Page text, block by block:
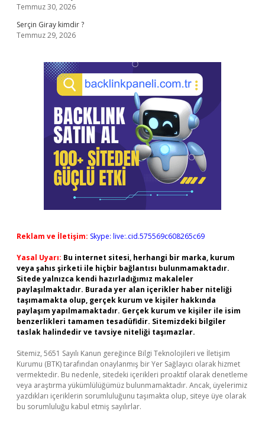
Temmuz 30, 2026
Serçin Giray kimdir ?
Temmuz 29, 2026
Reklam ve İletişim: Skype: live:.cid.575569c608265c69
Yasal Uyarı: Bu internet sitesi, herhangi bir marka, kurum
veya şahıs şirketi ile hiçbir bağlantısı bulunmamaktadır.
Sitede yalnızca kendi hazırladığımız makaleler
paylaşılmaktadır. Burada yer alan içerikler haber niteliği
taşımamakta olup, gerçek kurum ve kişiler hakkında
paylaşım yapılmamaktadır. Gerçek kurum ve kişiler ile isim
benzerlikleri tamamen tesadüfidir. Sitemizdeki bilgiler
taslak halindedir ve tavsiye niteliği taşımazlar.
Sitemiz, 5651 Sayılı Kanun gereğince Bilgi Teknolojileri ve İletişim
Kurumu (BTK) tarafından onaylanmış bir Yer Sağlayıcı olarak hizmet
vermektedir. Bu nedenle, sitedeki içerikleri proaktif olarak denetleme
veya araştırma yükümlülüğümüz bulunmamaktadır. Ancak, üyelerimiz
yazdıkları içeriklerin sorumluluğunu taşımakta olup, siteye üye olarak
bu sorumluluğu kabul etmiş sayılırlar.